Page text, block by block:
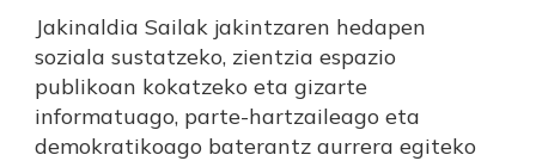
Jakinaldia Sailak jakintzaren hedapen
soziala sustatzeko, zientzia espazio
publikoan kokatzeko eta gizarte
informatuago, parte-hartzaileago eta
demokratikoago baterantz aurrera egiteko